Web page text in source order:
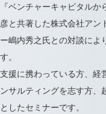
ベンチャーキャピタルか
と共著した株式会社アン
ー嶋内秀之氏との対談によ
。
援に携わっている方、経
サルティングを志す方、
したセミナーです。